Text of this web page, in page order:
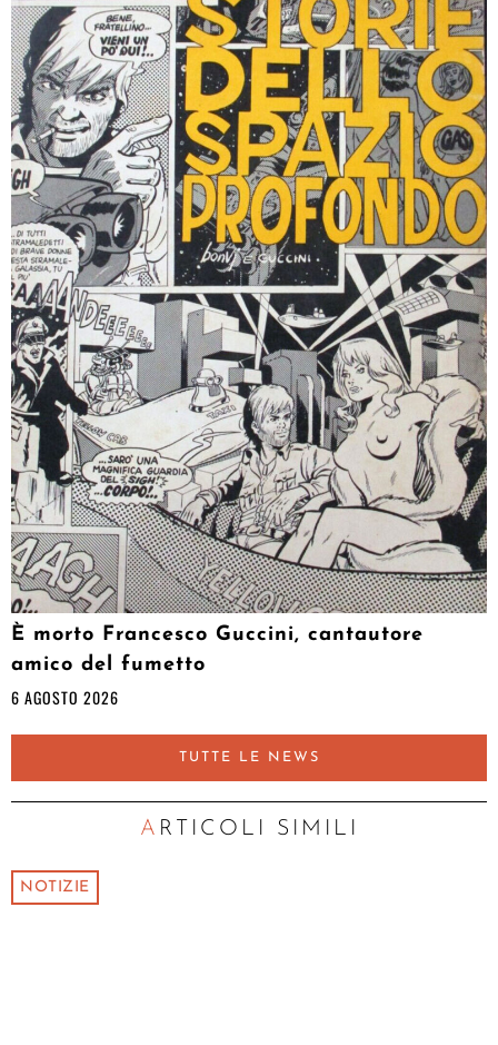
È morto Francesco Guccini, cantautore
amico del fumetto
6 AGOSTO 2026
TUTTE LE NEWS
ARTICOLI SIMILI
NOTIZIE